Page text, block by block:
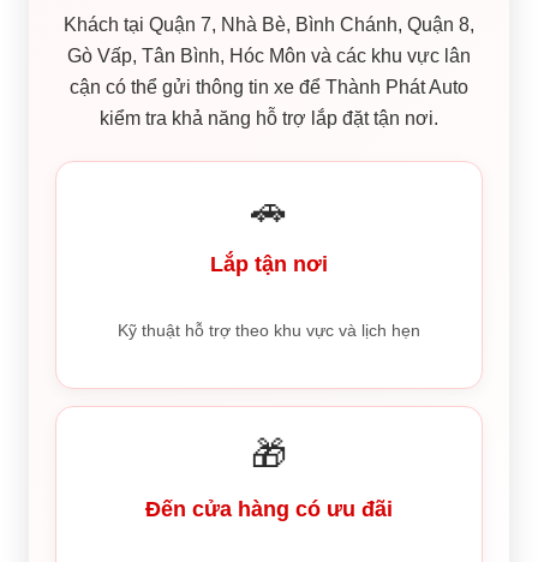
Khách tại Quận 7, Nhà Bè, Bình Chánh, Quận 8,
Gò Vấp, Tân Bình, Hóc Môn và các khu vực lân
cận có thể gửi thông tin xe để Thành Phát Auto
kiểm tra khả năng hỗ trợ lắp đặt tận nơi.
🚗
Lắp tận nơi
Kỹ thuật hỗ trợ theo khu vực và lịch hẹn
🎁
Đến cửa hàng có ưu đãi